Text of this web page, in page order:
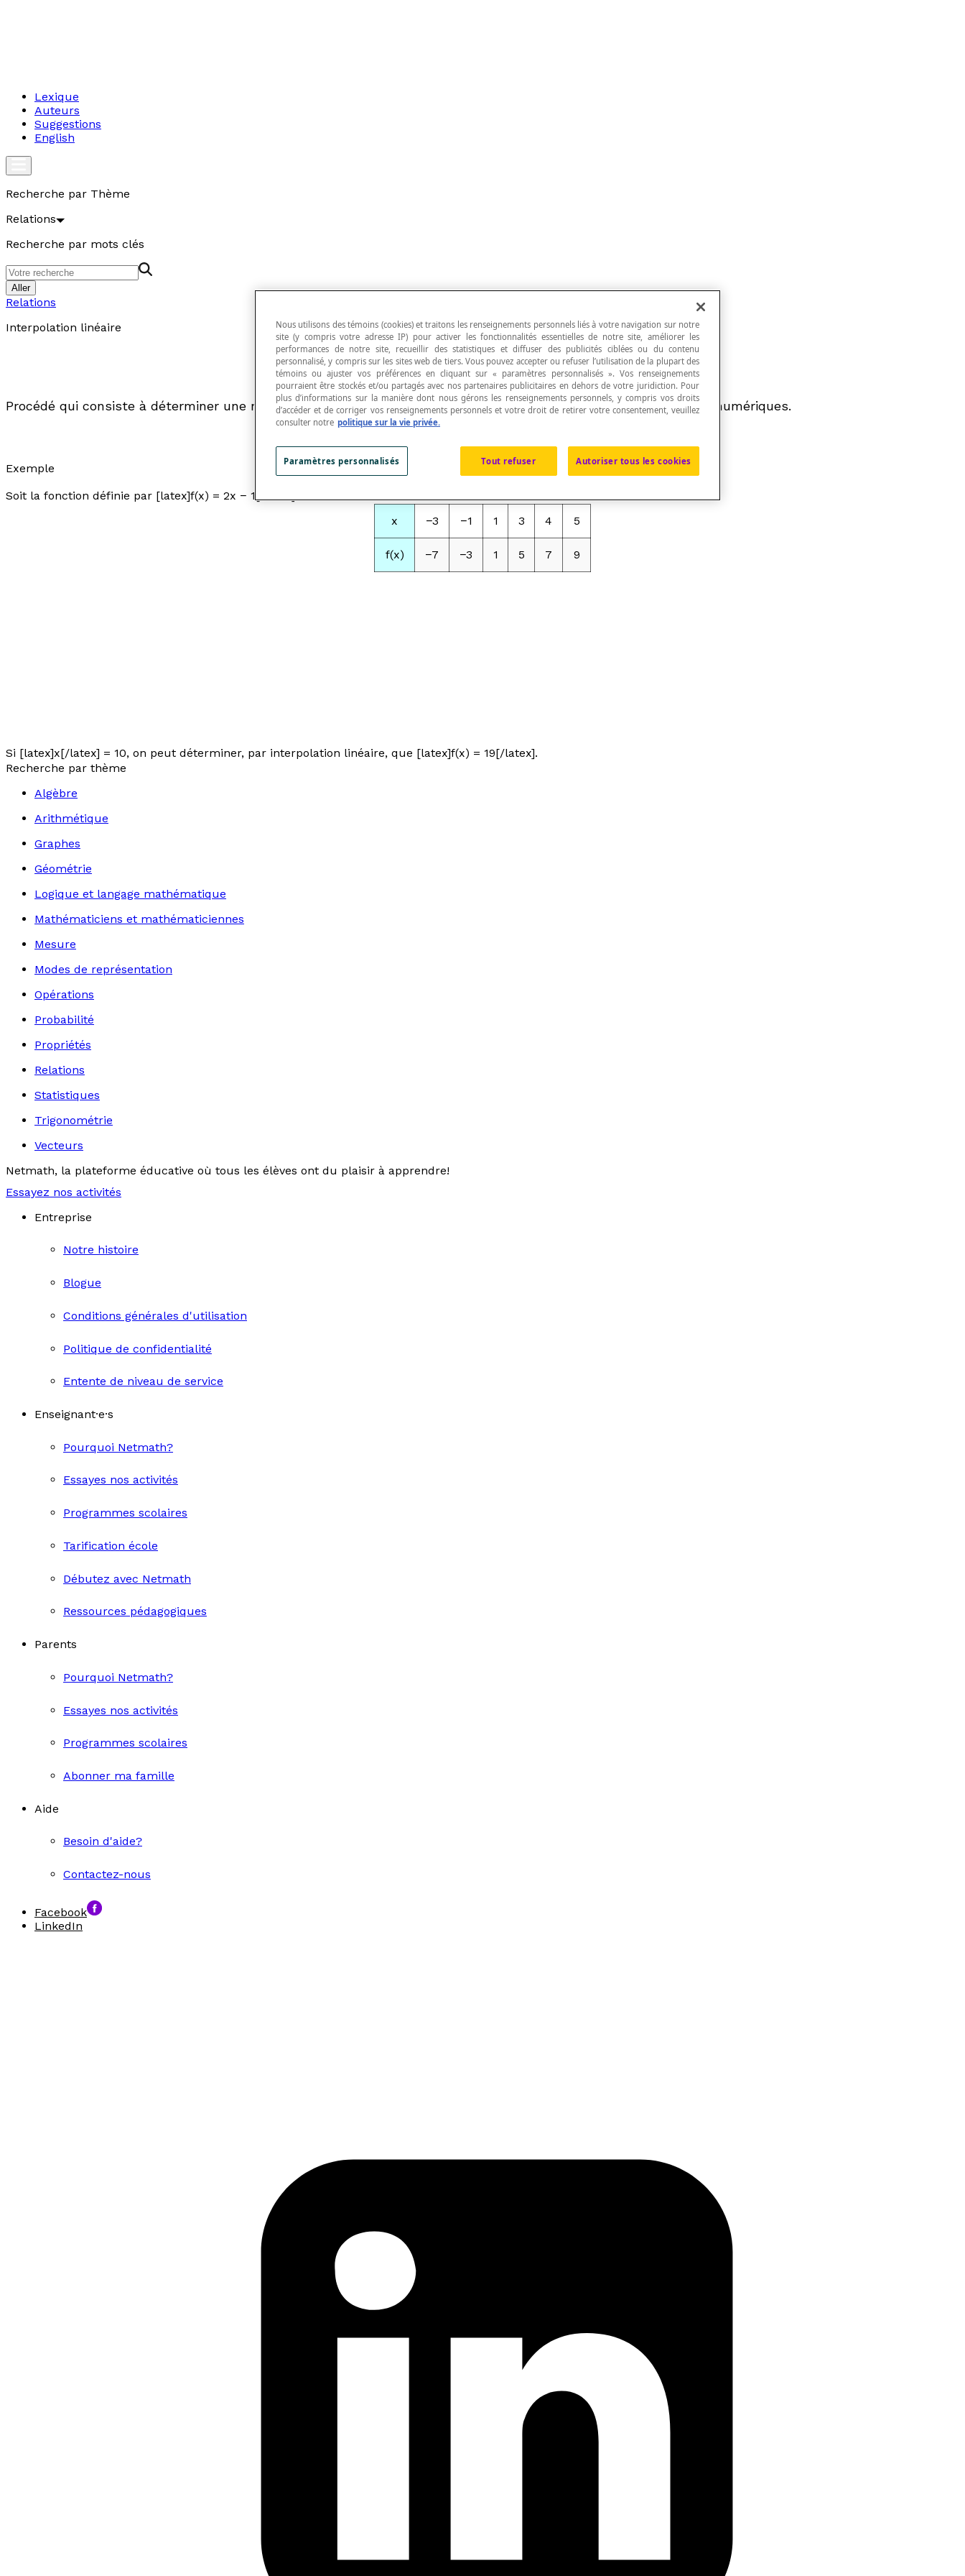
Lexique
Auteurs
Suggestions
English
Recherche par Thème
Relations
Recherche par mots clés
Aller
Relations
Interpolation linéaire
Procédé qui consiste à déterminer une nouvelle valeur à partir de la règle de construction d'une table de valeurs numériques.
Exemple
Soit la fonction définie par [latex]f(x) = 2x − 1[/latex].
x
−3 −1 1 3 4 5
f(x) −7 −3 1 5 7 9
Si [latex]x[/latex] = 10, on peut déterminer, par interpolation linéaire, que [latex]f(x) = 19[/latex].
Recherche par thème
Algèbre
Arithmétique
Graphes
Géométrie
Logique et langage mathématique
Mathématiciens et mathématiciennes
Mesure
Modes de représentation
Opérations
Probabilité
Propriétés
Relations
Statistiques
Trigonométrie
Vecteurs
Netmath, la plateforme éducative où tous les élèves ont du plaisir à apprendre!
Essayez nos activités
Entreprise
Notre histoire
Blogue
Conditions générales d'utilisation
Politique de confidentialité
Entente de niveau de service
Enseignant·e·s
Pourquoi Netmath?
Essayes nos activités
Programmes scolaires
Tarification école
Débutez avec Netmath
Ressources pédagogiques
Parents
Pourquoi Netmath?
Essayes nos activités
Programmes scolaires
Abonner ma famille
Aide
Besoin d'aide?
Contactez-nous
Facebook
LinkedIn
Nous utilisons des témoins (cookies) et traitons les renseignements personnels liés à votre navigation sur notre
site (y compris votre adresse IP) pour activer les fonctionnalités essentielles de notre site, améliorer les
performances de notre site, recueillir des statistiques et diffuser des publicités ciblées ou du contenu
personnalisé, y compris sur les sites web de tiers. Vous pouvez accepter ou refuser l’utilisation de la plupart des
témoins ou ajuster vos préférences en cliquant sur « paramètres personnalisés ». Vos renseignements
pourraient être stockés et/ou partagés avec nos partenaires publicitaires en dehors de votre juridiction. Pour
plus d’informations sur la manière dont nous gérons les renseignements personnels, y compris vos droits
d’accéder et de corriger vos renseignements personnels et votre droit de retirer votre consentement, veuillez
consulter notre politique sur la vie privée.
Tout refuser Autoriser tous les cookies
Paramètres personnalisés